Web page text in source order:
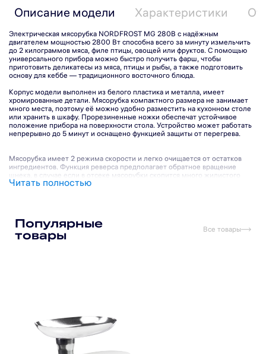
Описание модели Характеристики
Электрическая мясорубка NORDFROST MG 280B с надёжным
двигателем мощностью 2800 Вт способна всего за минуту измельчить
до 2 килограммов мяса, филе птицы, овощей или фруктов. С помощью
универсального прибора можно быстро получить фарш, чтобы
приготовить деликатесы из мяса, птицы и рыбы, а также подготовить
основу для кеббе — традиционного восточного блюда.
Корпус модели выполнен из белого пластика и металла, имеет
хромированные детали. Мясорубка компактного размера не занимает
много места, поэтому её можно удобно разместить на кухонном столе
или хранить в шкафу. Прорезиненные ножки обеспечат устойчивое
положение прибора на поверхности стола. Устройство может работать
непрерывно до 5 минут и оснащено функцией защиты от перегрева.
Мясорубка имеет 2 режима скорости и легко очищается от остатков
ингредиентов. Функция реверса предполагает обратное вращение
шнека, в случае если в отсеке мясорубки скопится много жилистого
мяса или других продуктов. Для удаления застрявших кусочков
В комплект входят три перфорированные решётки разного диаметра
для крупного, среднего и мелкого перемалывания, алюминиевый лоток,
Читать полностью
Популярные
товары
Все товары
Подписаться